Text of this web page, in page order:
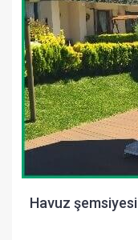
Havuz şemsiyesi